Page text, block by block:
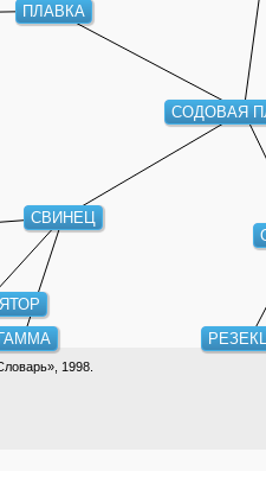
СОДОВАЯ
ПЛАВКА
СВИНЕЦ
ГАММА
1998.